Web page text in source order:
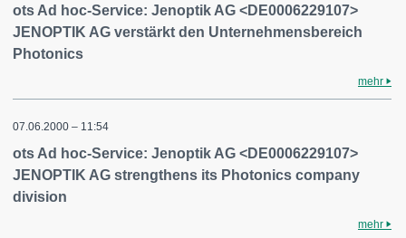
ots Ad hoc-Service: Jenoptik AG <DE0006229107>
JENOPTIK AG verstärkt den Unternehmensbereich
Photonics
mehr
07.06.2000 – 11:54
ots Ad hoc-Service: Jenoptik AG <DE0006229107>
JENOPTIK AG strengthens its Photonics company
division
mehr